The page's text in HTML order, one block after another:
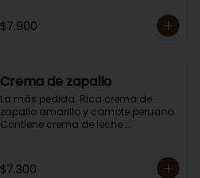
arroz y carne.
Porción individual lista para servir
$7.900
Crema de zapallo
La más pedida. Rica crema de
zapallo amarillo y camote peruano.
Contiene crema de leche.
$7.300